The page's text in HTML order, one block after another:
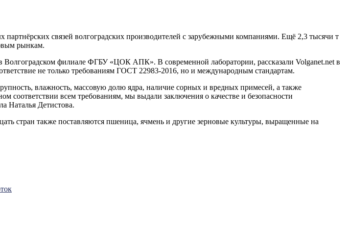
партнёрских связей волгоградских производителей с зарубежными компаниями. Ещё 2,3 тысячи т
рынкам.
Волгоградском филиале ФГБУ «ЦОК АПК». В современной лаборатории, рассказали Volganet.net в
не только требованиям ГОСТ 22983-2016, но и международным стандартам.
влажность, массовую долю ядра, наличие сорных и вредных примесей, а также
соответствии всем требованиям, мы выдали заключения о качестве и безопасности
Наталья Детистова.
стран также поставляются пшеница, ячмень и другие зерновые культуры, выращенные на